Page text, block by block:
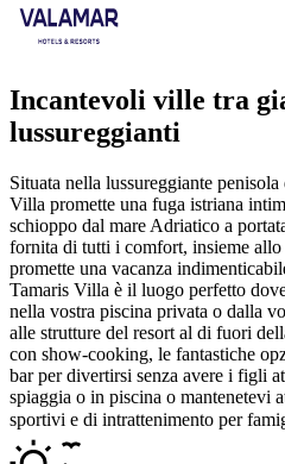
Incantevoli ville tra
lussureggianti
Situata nella lussureggiante
Villa promette una fuga istriana
schioppo dal mare Adriatico a
fornita di tutti i comfort, insieme allo
promette una vacanza
Tamaris Villa è il luogo perfetto
nella vostra piscina privata o dalla
alle strutture del resort al di fuori
con show-cooking, le fantastiche
bar per divertirsi senza avere i figli
spiaggia o in piscina o mantenetevi
sportivi e di intrattenimento per